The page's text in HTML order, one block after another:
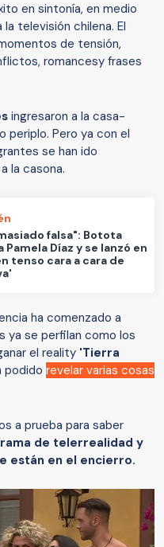
en sintonía, en medio
televisión chilena. El
de tensión,
romancesy frases
ingresaron a la casa-
periplo. Pero ya con el
se han ido
la casona.
falsa": Botota
Díaz y se lanzó en
tenso cara a cara de
ha comenzado a
ya se perfilan como los
el reality 'Tierra
podido revelar varias cosas
a prueba para saber
de telerrealidad y
están en el encierro.